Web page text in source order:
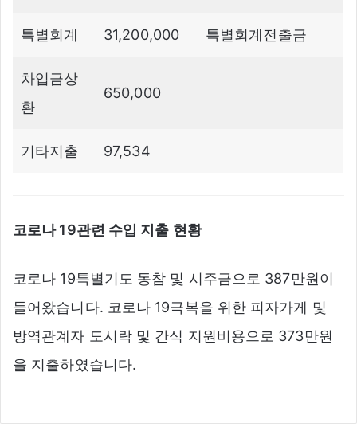
특별회계 31,200,000 특별회계전출금
차입금상
환
650,000
기타지출 97,534
코로나 19관련 수입 지출 현황
코로나 19특별기도 동참 및 시주금으로 387만원이
들어왔습니다. 코로나 19극복을 위한 피자가게 및
방역관계자 도시락 및 간식 지원비용으로 373만원
을 지출하였습니다.